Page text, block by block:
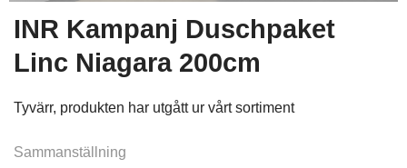
INR Kampanj Duschpaket
Linc Niagara 200cm
Tyvärr, produkten har utgått ur vårt sortiment
Sammanställning